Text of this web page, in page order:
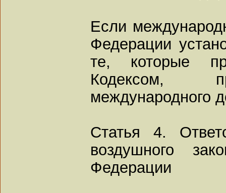
Если
Федерации
те, которые
Кодексом,
международного
Статья 4.
воздушного
Федерации